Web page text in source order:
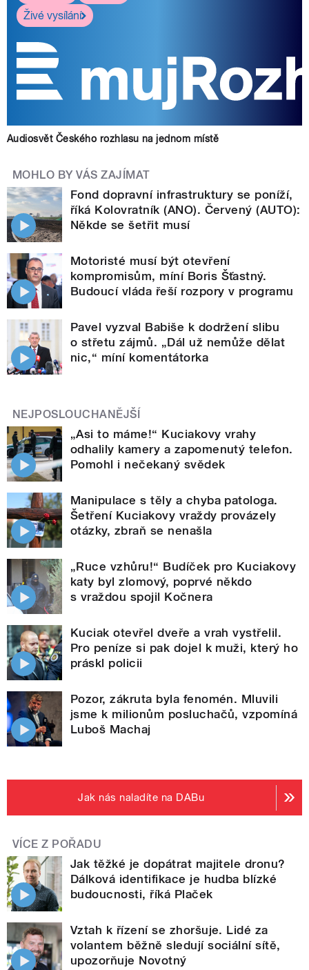
Živé vysílání
Audiosvět Českého rozhlasu na jednom místě
MOHLO BY VÁS ZAJÍMAT
Fond dopravní infrastruktury se poníží,
říká Kolovratník (ANO). Červený (AUTO):
Někde se šetřit musí
Motoristé musí být otevření
kompromisům, míní Boris Šťastný.
Budoucí vláda řeší rozpory v programu
Pavel vyzval Babiše k dodržení slibu
o střetu zájmů. „Dál už nemůže dělat
nic,“ míní komentátorka
NEJPOSLOUCHANĚJŠÍ
„Asi to máme!“ Kuciakovy vrahy
odhalily kamery a zapomenutý telefon.
Pomohl i nečekaný svědek
Manipulace s těly a chyba patologa.
Šetření Kuciakovy vraždy provázely
otázky, zbraň se nenašla
„Ruce vzhůru!“ Budíček pro Kuciakovy
katy byl zlomový, poprvé někdo
s vraždou spojil Kočnera
Kuciak otevřel dveře a vrah vystřelil.
Pro peníze si pak dojel k muži, který ho
práskl policii
Pozor, zákruta byla fenomén. Mluvili
jsme k milionům posluchačů, vzpomíná
Luboš Machaj
Jak nás naladíte na DABu
VÍCE Z POŘADU
Jak těžké je dopátrat majitele dronu?
Dálková identifikace je hudba blízké
budoucnosti, říká Plaček
Vztah k řízení se zhoršuje. Lidé za
volantem běžně sledují sociální sítě,
upozorňuje Novotný